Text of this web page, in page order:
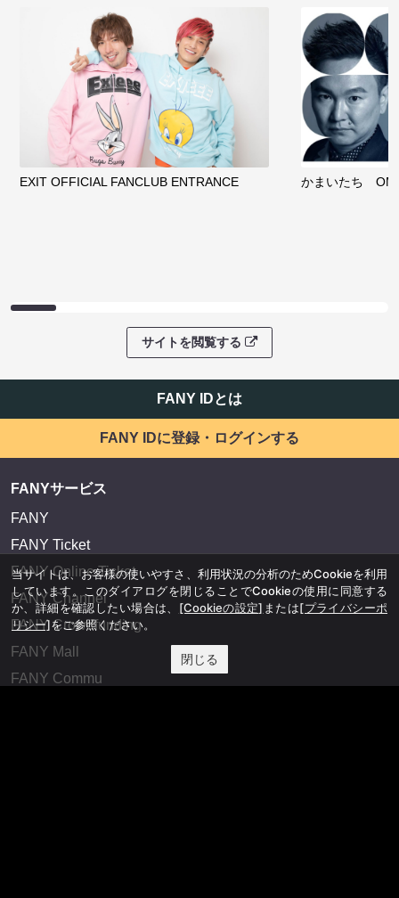
EXIT OFFICIAL FANCLUB ENTRANCE かまいたち
サイトを閲覧する
FANY IDとは
FANY IDに登録・ログインする
FANYサービス
FANY
FANY Ticket
FANY Online Ticket
FANY Channel
FANY Crowdfunding
FANY Mall
FANY Commu
当サイトは、お客様の使いやすさ、利用状況の分析のためCookieを利用
しています。このダイアログを閉じることでCookieの使用に同意する
か、詳細を確認したい場合は、 [Cookieの設定] または[プライバシーポ
リシー]をご参照ください。
閉じる